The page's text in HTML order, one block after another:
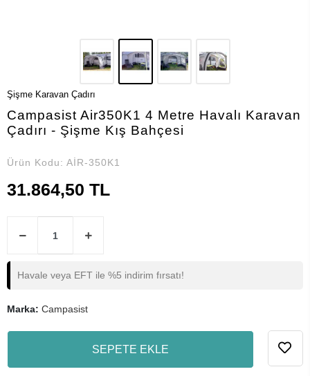
Şişme Karavan Çadırı
Campasist Air350K1 4 Metre Havalı Karavan
Çadırı - Şişme Kış Bahçesi
Ürün Kodu: AİR-350K1
31.864,50 TL
Havale veya EFT ile %5 indirim fırsatı!
Marka: Campasist
SEPETE EKLE